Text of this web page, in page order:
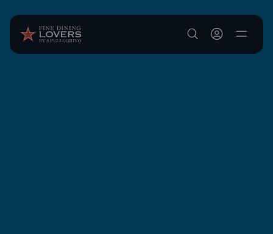
User account